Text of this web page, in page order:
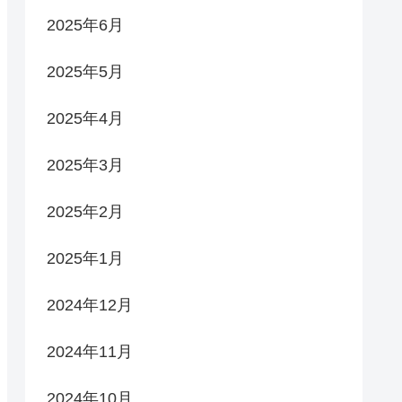
2025年6月
2025年5月
2025年4月
2025年3月
2025年2月
2025年1月
2024年12月
2024年11月
2024年10月